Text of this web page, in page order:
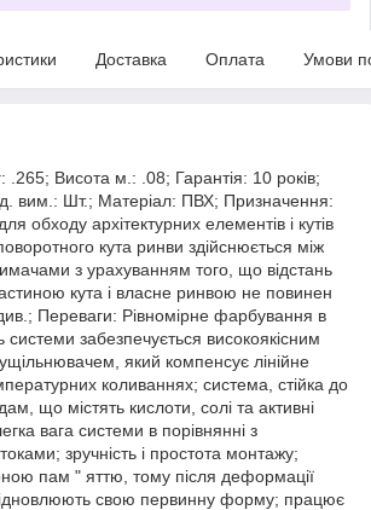
Доставка Оплата Умови
.265; Висота м.: .08; Гарантія: 10 років;
вим.: Шт.; Матеріал: ПВХ; Призначення:
обходу архітектурних елементів і кутів
кута ринви здійснюється між
з урахуванням того, що відстань
кута і власне ринвою не повинен
Переваги: Рівномірне фарбування в
системи забезпечується високоякісним
який компенсує лінійне
коливаннях; система, стійка до
що містять кислоти, солі та активні
вага системи в порівнянні з
зручність і простота монтажу;
пам " яттю, тому після деформації
свою первинну форму; працює